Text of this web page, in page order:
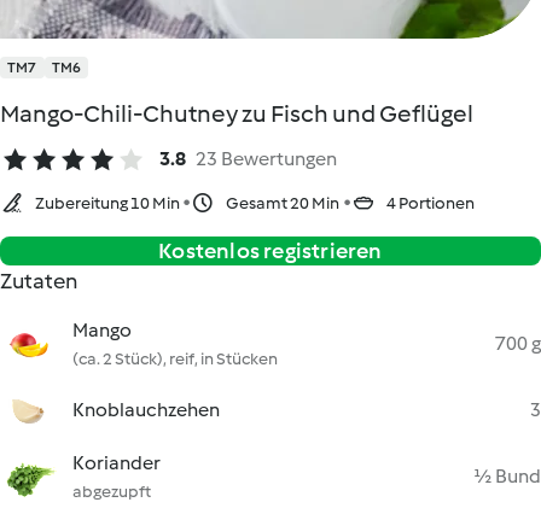
TM7 TM6
Mango-Chili-Chutney zu Fisch und Geflügel
3.8 23 Bewertungen
Zubereitung 10 Min Gesamt 20 Min 4 Portionen
Kostenlos registrieren
Zutaten
Mango
(ca. 2 Stück), reif, in Stücken
700 g
Knoblauchzehen 3
Koriander
abgezupft
½ Bund